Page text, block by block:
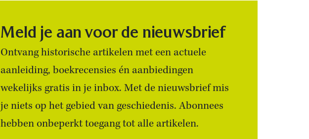
Meld je aan voor de nieuwsbrief
Ontvang historische artikelen met een actuele
aanleiding, boekrecensies én aanbiedingen
wekelijks gratis in je inbox. Met de nieuwsbrief mis
je niets op het gebied van geschiedenis. Abonnees
hebben onbeperkt toegang tot alle artikelen.